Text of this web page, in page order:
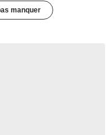
manquer